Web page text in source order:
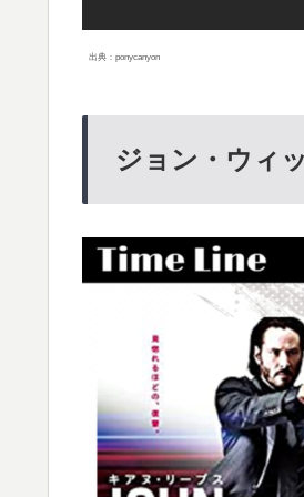
出典：ponycanyon
ジョン・ウィ